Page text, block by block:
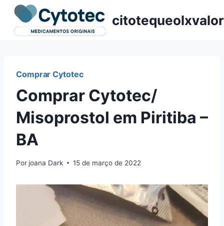
Pular
para
citotequeolxvalor
Comprar Cytotec
Comprar Cytotec/
Misoprostol em Piritiba –
BA
Por joana Dark 15 de março de 2022